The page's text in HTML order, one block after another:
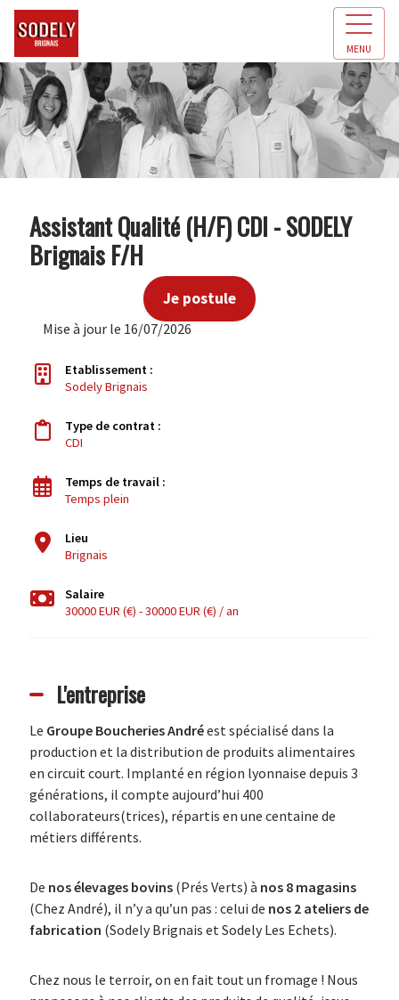
MENU
Assistant Qualité (H/F) CDI - SODELY
Brignais F/H
Je postule
Mise à jour le 16/07/2026
Etablissement :
Sodely Brignais
Type de contrat :
CDI
Temps de travail :
Temps plein
Lieu
Brignais
Salaire
30000 EUR (€) - 30000 EUR (€) / an
L'entreprise
Le Groupe Boucheries Andréest spécialisé dans la
production et la distribution de produits alimentaires
en circuit court. Implanté en région lyonnaise depuis 3
générations, il compte aujourd’hui 400
collaborateurs(trices), répartis en une centaine de
métiers différents.
De nos élevages bovins(Prés Verts) à nos 8 magasins
(Chez André), il n’y a qu’un pas : celui de nos 2 ateliers de
fabrication (Sodely Brignais et Sodely Les Echets).
Chez nous le terroir, on en fait tout un fromage ! Nous